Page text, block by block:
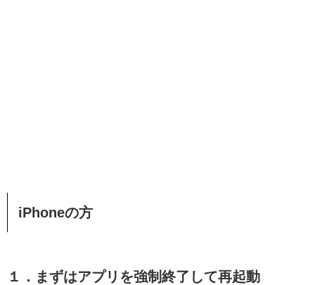
iPhoneの方
１．まずはアプリを強制終了して再起動